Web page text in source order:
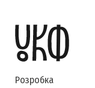
Розробка